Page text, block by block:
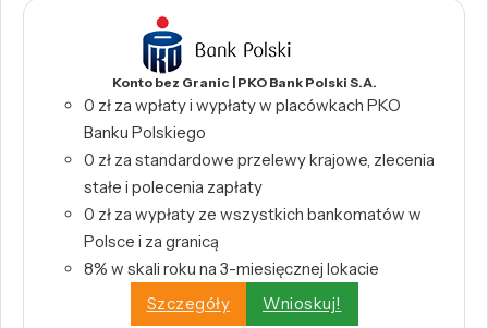
Konto bez Granic | PKO Bank Polski S.A.
0 zł za wpłaty i wypłaty w placówkach PKO
Banku Polskiego
0 zł za standardowe przelewy krajowe, zlecenia
stałe i polecenia zapłaty
0 zł za wypłaty ze wszystkich bankomatów w
Polsce i za granicą
8% w skali roku na 3-miesięcznej lokacie
Szczegóły
Wnioskuj!